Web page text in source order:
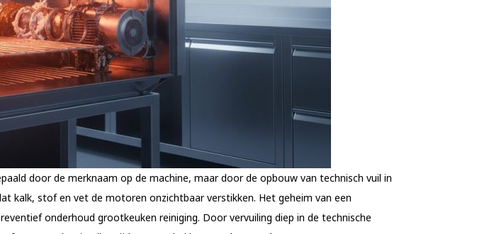
door de merknaam op de machine, maar door de opbouw van technisch vuil in
kalk, stof en vet de motoren onzichtbaar verstikken. Het geheim van een
onderhoud grootkeuken reiniging. Door vervuiling diep in de technische